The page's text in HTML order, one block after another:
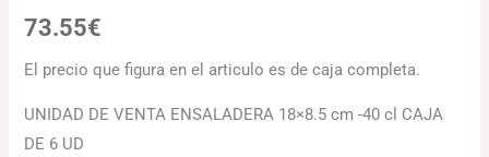
73.55€
El precio que figura en el articulo es de caja completa.
UNIDAD DE VENTA ENSALADERA 18×8.5 cm -40 cl CAJA
DE 6 UD